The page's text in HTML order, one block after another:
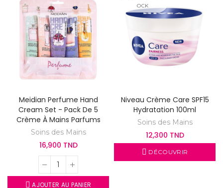
Meidian Perfume Hand
Cream Set - Pack De 5
Crème À Mains Parfums
Soins des Mains
16,900 TND
AJOUTER AU PANIER
OCK
Niveau Crème Care SPF15
Hydratation 100ml
Soins des Mains
12,300 TND
DÉCOUVRIR